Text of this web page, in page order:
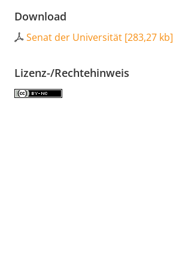
Download
Senat der Universität [283,27 kb]
Lizenz-/Rechtehinweis